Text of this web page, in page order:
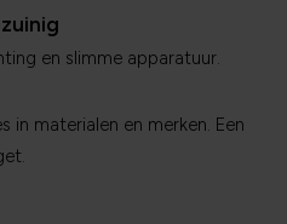
en slimme apparatuur.
in materialen en merken. Een